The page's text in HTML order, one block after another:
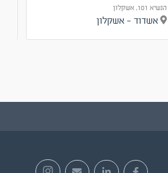
הנשיא 101, אשקלון
אשדוד - אשקלון